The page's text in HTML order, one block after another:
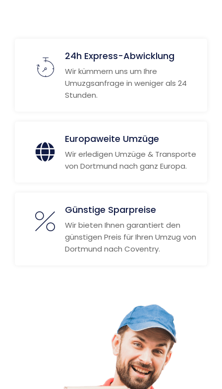
24h Express-Abwicklung
Wir kümmern uns um Ihre
Umuzgsanfrage in weniger als 24
Stunden.
Europaweite Umzüge
Wir erledigen Umzüge & Transporte
von Dortmund nach ganz Europa.
Günstige Sparpreise
Wir bieten Ihnen garantiert den
günstigen Preis für Ihren Umzug von
Dortmund nach Coventry.